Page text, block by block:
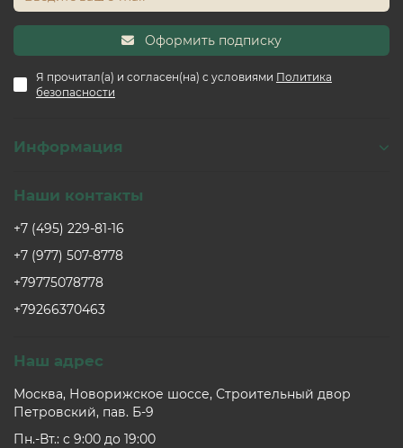
Оформить подписку
Я прочитал(а) и согласен(на) с условиями Политика
безопасности
Информация
Наши контакты
+7 (495) 229-81-16
+7 (977) 507-8778
+79775078778
+79266370463
Наш адрес
Москва, Новорижское шоссе, Строительный двор
Петровский, пав. Б-9
Пн.-Вт.: c 9:00 до 19:00